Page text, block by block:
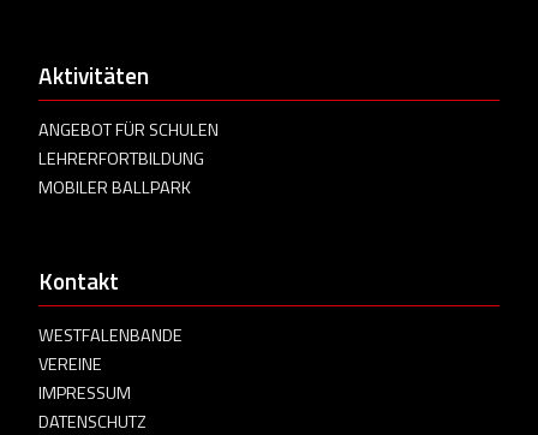
Aktivitäten
ANGEBOT FÜR SCHULEN
LEHRERFORTBILDUNG
MOBILER BALLPARK
Kontakt
WESTFALENBANDE
VEREINE
IMPRESSUM
DATENSCHUTZ